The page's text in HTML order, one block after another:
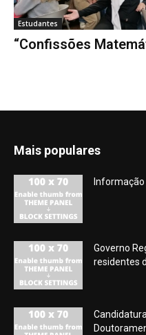
Estudantes
“Confissões
Mais populares
Governo
residentes